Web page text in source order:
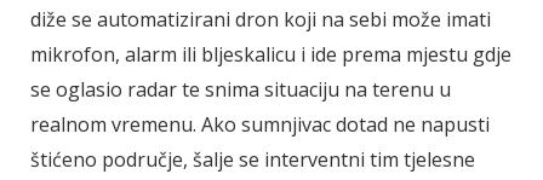
diže se automatizirani dron koji na sebi može imati
mikrofon, alarm ili bljeskalicu i ide prema mjestu gdje
se oglasio radar te snima situaciju na terenu u
realnom vremenu. Ako sumnjivac dotad ne napusti
štićeno područje, šalje se interventni tim tjelesne